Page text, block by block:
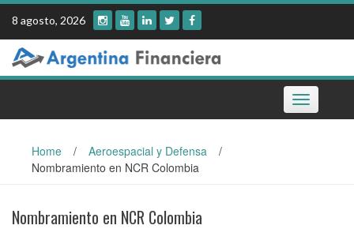
Skip
content
8 agosto, 2026
Toggle
navigation
Home / Aeroespacial y Defensa
/
Nombramiento en NCR Colombia
Nombramiento en NCR Colombia